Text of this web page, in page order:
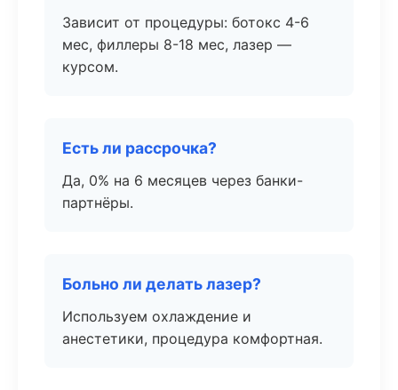
Зависит от процедуры: ботокс 4-6
мес, филлеры 8-18 мес, лазер —
курсом.
Есть ли рассрочка?
Да, 0% на 6 месяцев через банки-
партнёры.
Больно ли делать лазер?
Используем охлаждение и
анестетики, процедура комфортная.